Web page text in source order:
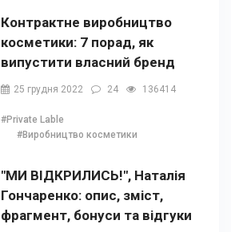
Контрактне виробництво
косметики: 7 порад, як
випустити власний бренд
25 грудня 2022 24 136414
#Private Lable
#Виробництво косметики
"МИ ВІДКРИЛИСЬ!", Наталія
Гончаренко: опис, зміст,
фрагмент, бонуси та відгуки